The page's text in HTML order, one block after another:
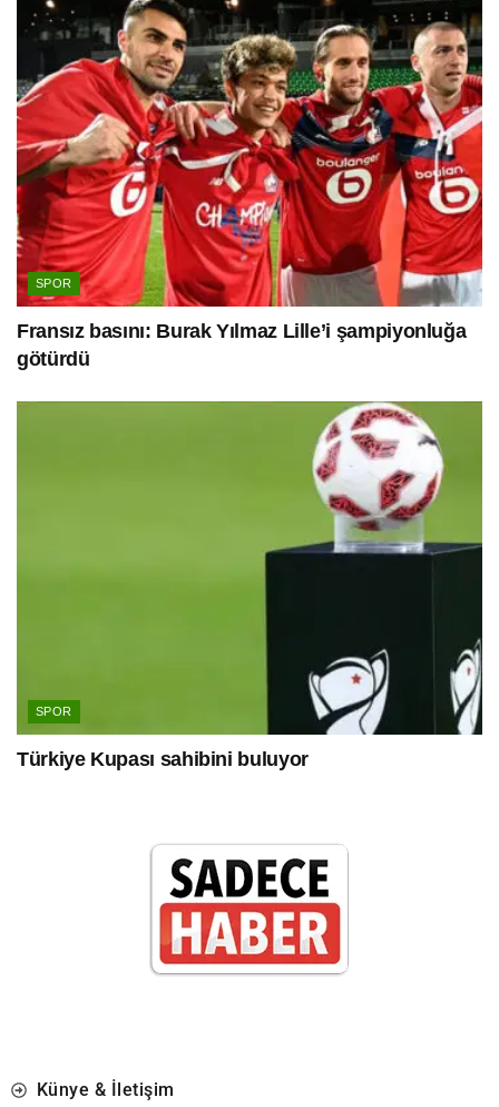
SPOR
Fransız basını: Burak Yılmaz Lille’i şampiyonluğa
götürdü
SPOR
Türkiye Kupası sahibini buluyor
Künye & İletişim